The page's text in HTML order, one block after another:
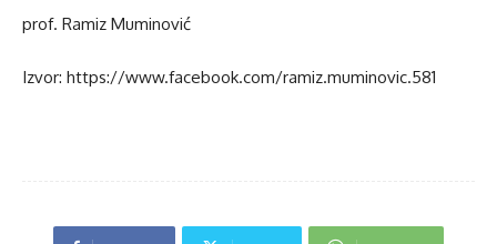
prof. Ramiz Muminović
Izvor: https://www.facebook.com/ramiz.muminovic.581